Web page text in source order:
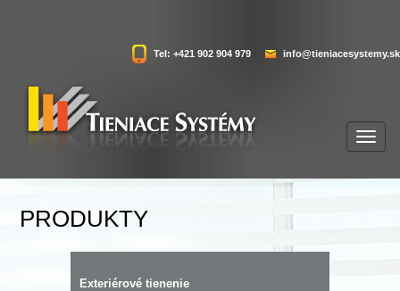
Tel: +421 902 904 979 info@tieniacesystemy.sk
PRODUKTY
Exteriérové tienenie